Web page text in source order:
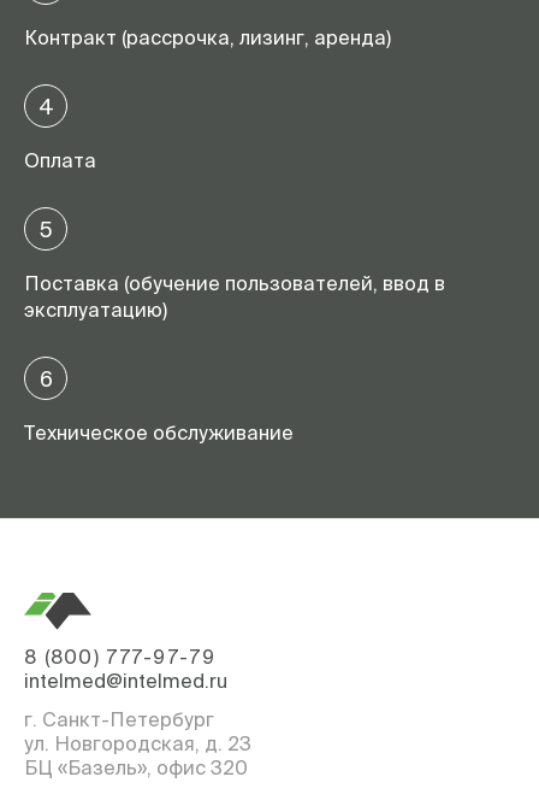
Контракт (рассрочка, лизинг, аренда)
4
Оплата
5
Поставка (обучение пользователей, ввод в
эксплуатацию)
6
Техническое обслуживание
8 (800) 777-97-79
intelmed@intelmed.ru
г. Санкт-Петербург
ул. Новгородская, д. 23
БЦ «Базель», офис 320